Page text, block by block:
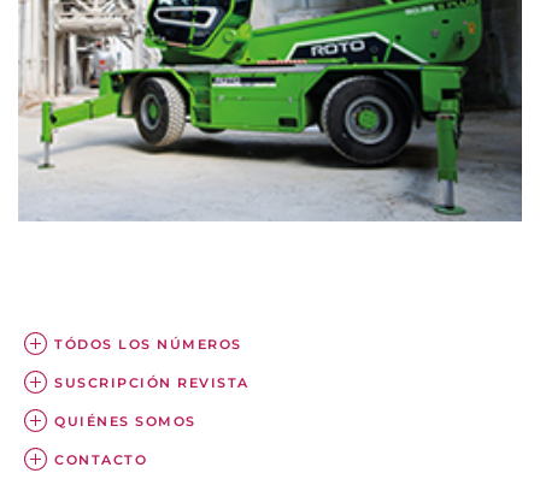
TÓDOS LOS NÚMEROS
SUSCRIPCIÓN REVISTA
QUIÉNES SOMOS
CONTACTO